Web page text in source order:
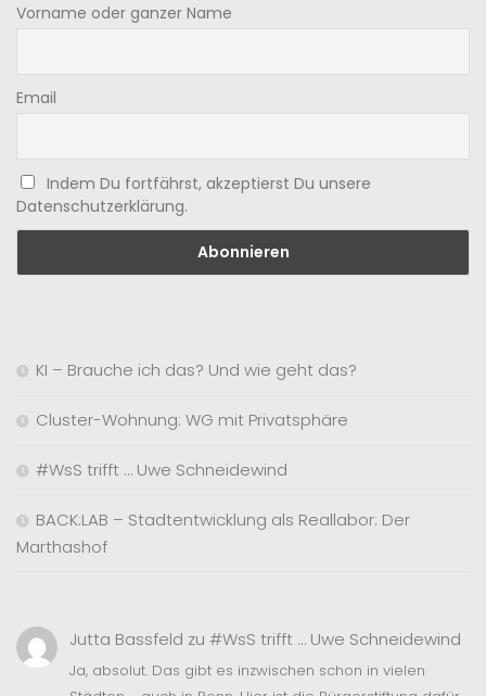
Vorname oder ganzer Name
Email
Indem Du fortfährst, akzeptierst Du unsere
Datenschutzerklärung.
KI – Brauche ich das? Und wie geht das?
Cluster-Wohnung: WG mit Privatsphäre
#WsS trifft … Uwe Schneidewind
BACK:LAB – Stadtentwicklung als Reallabor: Der
Marthashof
Jutta Bassfeld zu #WsS trifft … Uwe Schneidewind
Ja, absolut. Das gibt es inzwischen schon in vielen